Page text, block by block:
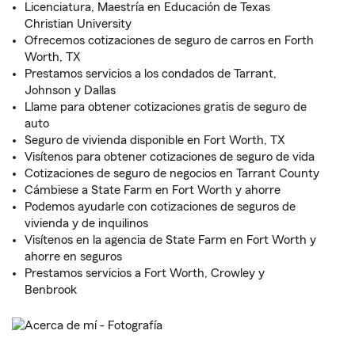
Licenciatura, Maestría en Educación de Texas
Christian University
Ofrecemos cotizaciones de seguro de carros en Forth
Worth, TX
Prestamos servicios a los condados de Tarrant,
Johnson y Dallas
Llame para obtener cotizaciones gratis de seguro de
auto
Seguro de vivienda disponible en Fort Worth, TX
Visítenos para obtener cotizaciones de seguro de vida
Cotizaciones de seguro de negocios en Tarrant County
Cámbiese a State Farm en Fort Worth y ahorre
Podemos ayudarle con cotizaciones de seguros de
vivienda y de inquilinos
Visítenos en la agencia de State Farm en Fort Worth y
ahorre en seguros
Prestamos servicios a Fort Worth, Crowley y
Benbrook